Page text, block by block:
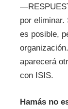
por eliminar.
es posible,
aparecerá
con ISIS.
Hamás no